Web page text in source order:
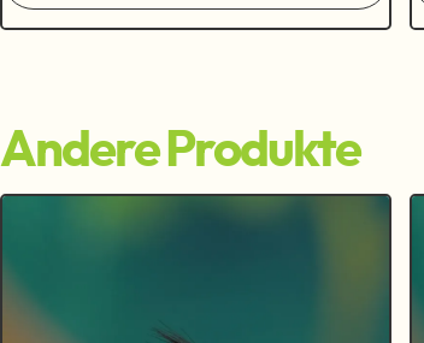
Andere Produkte